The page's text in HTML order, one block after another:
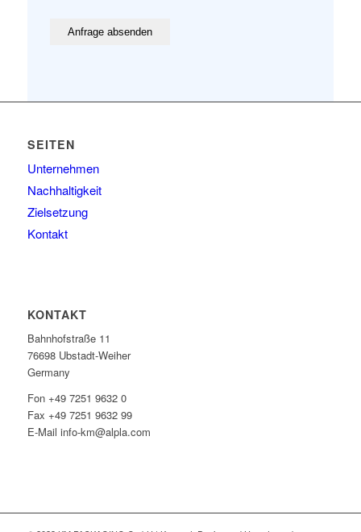
SEITEN
Unternehmen
Nachhaltigkeit
Zielsetzung
Kontakt
KONTAKT
Bahnhofstraße 11
76698 Ubstadt-Weiher
Germany
Fon +49 7251 9632 0
Fax +49 7251 9632 99
E-Mail info-km@alpla.com